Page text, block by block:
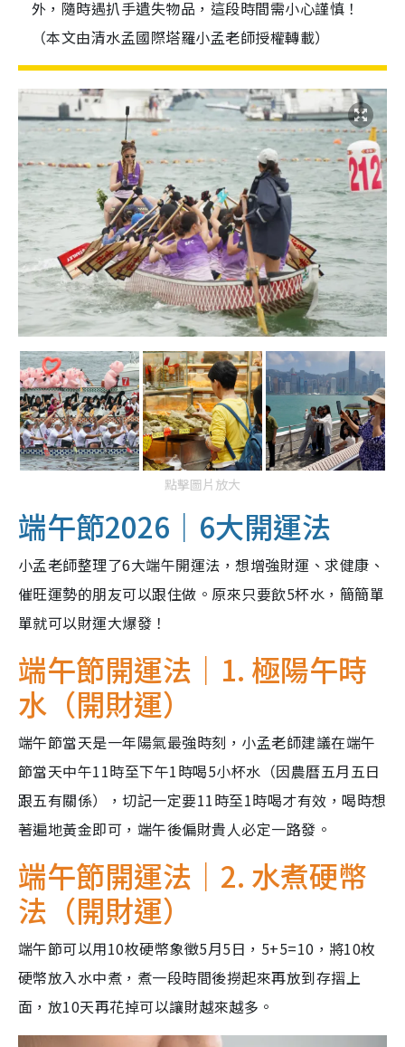
外，隨時遇扒手遺失物品，這段時間需小心謹慎！
（本文由清水孟國際塔羅小孟老師授權轉載）
點擊圖片放大
端午節2026｜6大開運法
小孟老師整理了6大端午開運法，想增強財運、求健康、
催旺運勢的朋友可以跟住做。原來只要飲5杯水，簡簡單
單就可以財運大爆發！
端午節開運法｜1. 極陽午時
水（開財運）
端午節當天是一年陽氣最強時刻，小孟老師建議在端午
節當天中午11時至下午1時喝5小杯水（因農曆五月五日
跟五有關係），切記一定要11時至1時喝才有效，喝時想
著遍地黃金即可，端午後偏財貴人必定一路發。
端午節開運法｜2. 水煮硬幣
法（開財運）
端午節可以用10枚硬幣象徵5月5日，5+5=10，將10枚
硬幣放入水中煮，煮一段時間後撈起來再放到存摺上
面，放10天再花掉可以讓財越來越多。